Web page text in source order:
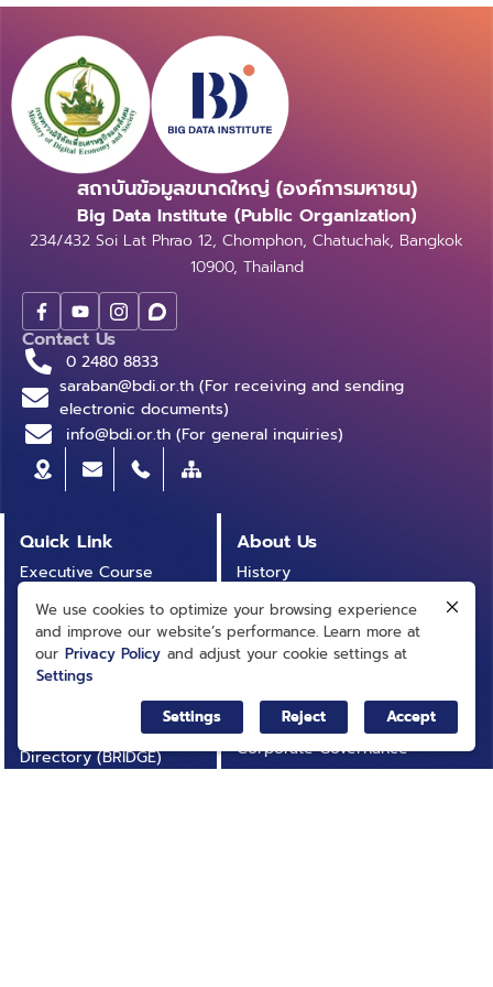
สถาบันข้อมูลขนาดใหญ่ (องค์การมหาชน)
Big Data Institute (Public Organization)
234/432 Soi Lat Phrao 12, Chomphon, Chatuchak, Bangkok
10900, Thailand
Contact Us
0 2480 8833
saraban@bdi.or.th (For receiving and sending
electronic documents)
info@bdi.or.th (For general inquiries)
Quick Link
Executive Course
Procurement
Announcement
Articles
Business Accounting
Directory (BRIDGE)
About Us
History
Vision and Mission
Organizational Chart
Executive
Corporate Governance
We use cookies to optimize your browsing experience
and improve our website’s performance. Learn more at
our Privacy Policy and adjust your cookie settings at
Settings
Settings
Reject Accept